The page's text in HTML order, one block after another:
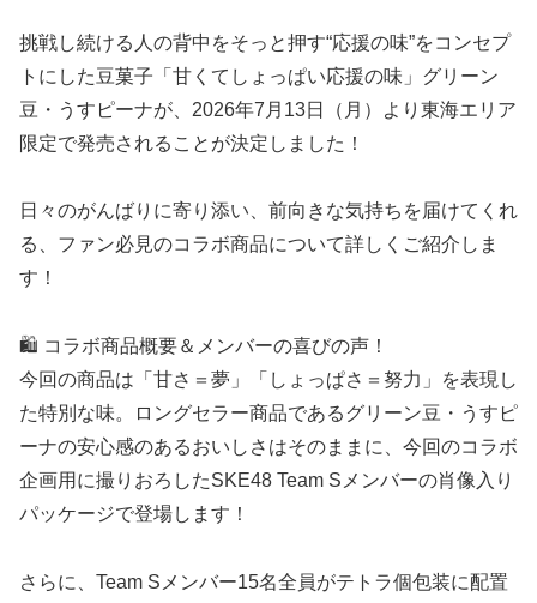
挑戦し続ける人の背中をそっと押す“応援の味”をコンセプ
トにした豆菓子「甘くてしょっぱい応援の味」グリーン
豆・うすピーナが、2026年7月13日（月）より東海エリア
限定で発売されることが決定しました！
日々のがんばりに寄り添い、前向きな気持ちを届けてくれ
る、ファン必見のコラボ商品について詳しくご紹介しま
す！
🛍️ コラボ商品概要＆メンバーの喜びの声！
今回の商品は「甘さ＝夢」「しょっぱさ＝努力」を表現し
た特別な味。ロングセラー商品であるグリーン豆・うすピ
ーナの安心感のあるおいしさはそのままに、今回のコラボ
企画用に撮りおろしたSKE48 Team Sメンバーの肖像入り
パッケージで登場します！
さらに、Team Sメンバー15名全員がテトラ個包装に配置